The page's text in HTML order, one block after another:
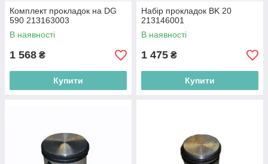
Комплект прокладок на DG
590 213163003
В наявності
1 568 ₴
Купити
Набір прокладок BK 20
213146001
В наявності
1 475 ₴
Купити